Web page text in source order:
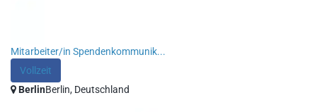
Mitarbeiter/in Spendenkommunik...
Vollzeit
BerlinBerlin, Deutschland